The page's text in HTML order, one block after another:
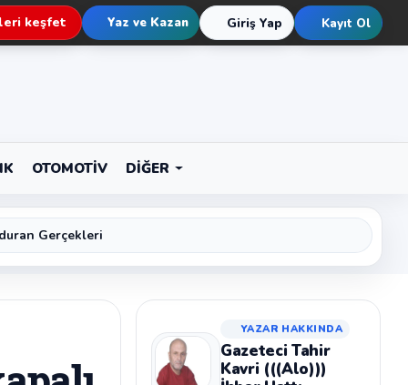
keşfet Yaz ve Kazan Giriş Yap Kayıt Ol
OTOMOTIV DIĞER
Gerçekleri
YAZAR HAKKINDA
Gazeteci Tahir
Kavri (((Alo)))